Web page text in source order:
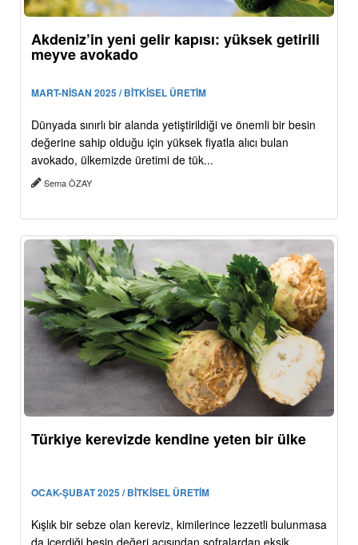
Akdeniz’in yeni gelir kapısı: yüksek getirili
meyve avokado
MART-NİSAN 2025 / BİTKİSEL ÜRETİM
Dünyada sınırlı bir alanda yetiştirildiği ve önemli bir besin
değerine sahip olduğu için yüksek fiyatla alıcı bulan
avokado, ülkemizde üretimi de tük...
Sema ÖZAY
Türkiye kerevizde kendine yeten bir ülke
OCAK-ŞUBAT 2025 / BİTKİSEL ÜRETİM
Kışlık bir sebze olan kereviz, kimilerince lezzetli bulunmasa
da içerdiği besin değeri açısından sofralardan eksik